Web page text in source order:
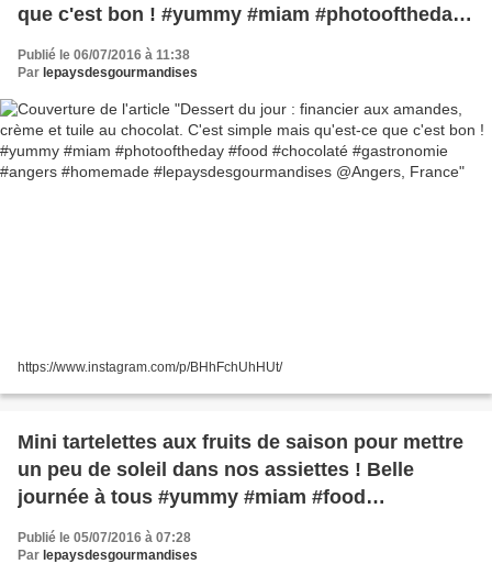
que c'est bon ! #yummy #miam #photooftheday
#food #chocolaté #gastronomie #angers
#homemade #lepaysdesgourmandises
Publié le 06/07/2016 à 11:38
Par lepaysdesgourmandises
https://www.instagram.com/p/BHhFchUhHUt/
Mini tartelettes aux fruits de saison pour mettre
un peu de soleil dans nos assiettes ! Belle
journée à tous #yummy #miam #food
#lepaysdesgourmandises @Angers, France
Publié le 05/07/2016 à 07:28
Par lepaysdesgourmandises